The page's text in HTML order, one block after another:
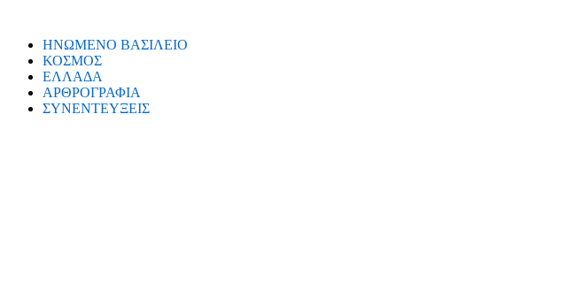
ΗΝΩΜΕΝΟ ΒΑΣΙΛΕΙΟ
ΚΟΣΜΟΣ
ΕΛΛΑΔΑ
ΑΡΘΡΟΓΡΑΦΙΑ
ΣΥΝΕΝΤΕΥΞΕΙΣ